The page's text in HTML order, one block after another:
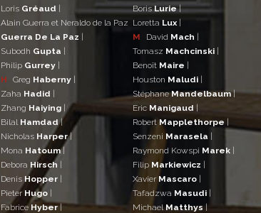
Loris Gréaud |
Alain Guerra et Neraldo de la Paz
Guerra De La Paz |
Subodh Gupta |
Philip Gurrey |
H
Greg Haberny |
Zaha Hadid |
Zhang Haiying |
Bilal Hamdad|
Nicholas Harper|
Mona Hatoum|
Debora Hirsch |
Denis Hopper |
Pieter Hugo |
Fabrice Hyber|
BorisLurie|
Loretta Lux |
M
David Mach |
Tomasz Machcinski |
Benoît Maire |
Houston Maludi |
StéphaneMandelbaum|
Eric Manigaud |
RobertMapplethorpe |
Senzeni Marasela |
Raymond Kowspi Marek |
Filip Markiewicz |
Xavier Mascaro |
Tafadzwa Masudi |
MichaelMatthys|